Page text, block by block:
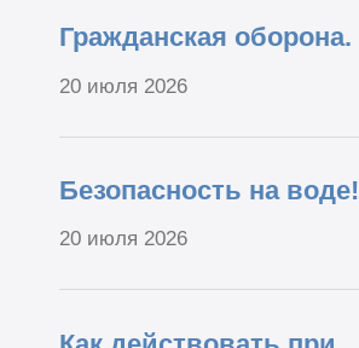
Гражданская оборона.
20 июля 2026
Безопасность на воде!
20 июля 2026